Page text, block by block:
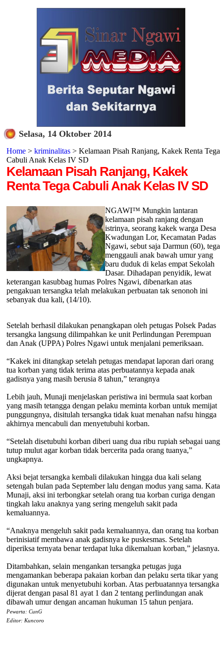
Selasa, 14 Oktober 2014
Home> kriminalitas> Kelamaan Pisah Ranjang, Kakek Renta Tega
Cabuli Anak Kelas IV SD
Kelamaan Pisah Ranjang, Kakek
Renta Tega Cabuli Anak Kelas IV SD
NGAWI™ Mungkin lantaran
kelamaan pisah ranjang dengan
istrinya, seorang kakek warga Desa
Kwadungan Lor, Kecamatan Padas
Ngawi, sebut saja Darmun (60), tega
menggauli anak bawah umur yang
baru duduk di kelas empat Sekolah
Dasar. Dihadapan penyidik, lewat
keterangan kasubbag humas Polres Ngawi, dibenarkan atas
pengakuan tersangka telah melakukan perbuatan tak senonoh ini
sebanyak dua kali, (14/10).
Setelah berhasil dilakukan penangkapan oleh petugas Polsek Padas
tersangka langsung dilimpahkan ke unit Perlindungan Perempuan
dan Anak (UPPA) Polres Ngawi untuk menjalani pemeriksaan.
“Kakek ini ditangkap setelah petugas mendapat laporan dari orang
tua korban yang tidak terima atas perbuatannya kepada anak
gadisnya yang masih berusia 8 tahun,” terangnya
Lebih jauh, Munaji menjelaskan peristiwa ini bermula saat korban
yang masih tetangga dengan pelaku meminta korban untuk memijat
punggungnya, disitulah tersangka tidak kuat menahan nafsu hingga
akhirnya mencabuli dan menyetubuhi korban.
“Setelah disetubuhi korban diberi uang dua ribu rupiah sebagai uang
tutup mulut agar korban tidak bercerita pada orang tuanya,”
ungkapnya.
Aksi bejat tersangka kembali dilakukan hingga dua kali selang
setengah bulan pada September lalu dengan modus yang sama. Kata
Munaji, aksi ini terbongkar setelah orang tua korban curiga dengan
tingkah laku anaknya yang sering mengeluh sakit pada
kemaluannya.
“Anaknya mengeluh sakit pada kemaluannya, dan orang tua korban
berinisiatif membawa anak gadisnya ke puskesmas. Setelah
diperiksa ternyata benar terdapat luka dikemaluan korban,” jelasnya.
Ditambahkan, selain mengankan tersangka petugas juga
mengamankan beberapa pakaian korban dan pelaku serta tikar yang
digunakan untuk menyetubuhi korban. Atas perbuatannya tersangka
dijerat dengan pasal 81 ayat 1 dan 2 tentang perlindungan anak
dibawah umur dengan ancaman hukuman 15 tahun penjara.
Pewarta: CunG
Editor: Kuncoro